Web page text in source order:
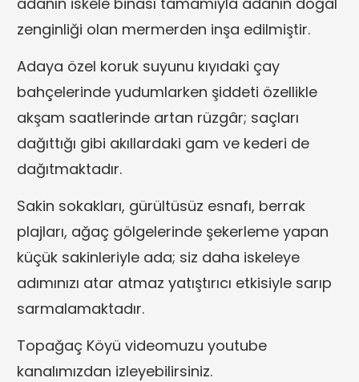
zenginliği olan mermerden inşa edilmiştir.
Adaya özel koruk suyunu kıyıdaki çay
bahçelerinde yudumlarken şiddeti özellikle
akşam saatlerinde artan rüzgâr; saçları
dağıttığı gibi akıllardaki gam ve kederi de
dağıtmaktadır.
Sakin sokakları, gürültüsüz esnafı, berrak
plajları, ağaç gölgelerinde şekerleme yapan
küçük sakinleriyle ada; siz daha iskeleye
adımınızı atar atmaz yatıştırıcı etkisiyle sarıp
sarmalamaktadır.
Topağaç Köyü videomuzu youtube
kanalımızdan izleyebilirsiniz.